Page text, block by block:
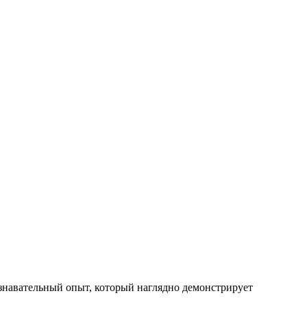
опыт, который наглядно демонстрирует